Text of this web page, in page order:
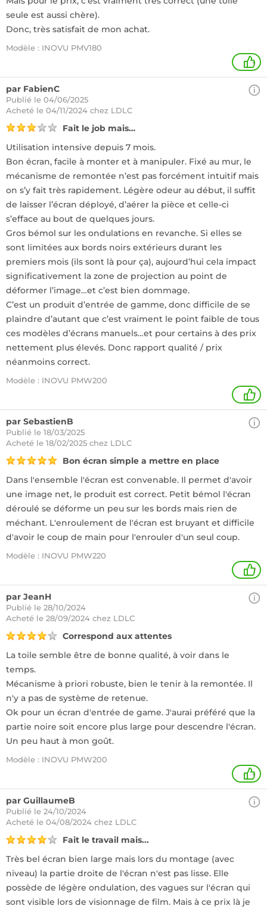
seule est aussi chère).
Donc, très satisfait de mon achat.
Modèle : INOVU PMV180
+
par FabienC
Publié le 04/06/2025
Acheté le 04/11/2024 chez LDLC
Fait le job mais…
Utilisation intensive depuis 7 mois.
Bon écran, facile à monter et à manipuler. Fixé au mur, le
mécanisme de remontée n’est pas forcément intuitif mais
on s’y fait très rapidement. Légère odeur au début, il suffit
de laisser l’écran déployé, d’aérer la pièce et celle-ci
s’efface au bout de quelques jours.
Gros bémol sur les ondulations en revanche. Si elles se
sont limitées aux bords noirs extérieurs durant les
premiers mois (ils sont là pour ça), aujourd’hui cela impact
significativement la zone de projection au point de
déformer l’image…et c’est bien dommage.
C’est un produit d’entrée de gamme, donc difficile de se
plaindre d’autant que c’est vraiment le point faible de tous
ces modèles d’écrans manuels…et pour certains à des prix
nettement plus élevés. Donc rapport qualité / prix
néanmoins correct.
Modèle : INOVU PMW200
1
par SebastienB
Publié le 18/03/2025
Acheté le 18/02/2025 chez LDLC
Bon écran simple a mettre en place
Dans l'ensemble l'écran est convenable. Il permet d'avoir
une image net, le produit est correct. Petit bémol l'écran
déroulé se déforme un peu sur les bords mais rien de
méchant. L'enroulement de l'écran est bruyant et difficile
d'avoir le coup de main pour l'enrouler d'un seul coup.
Modèle : INOVU PMW220
1
par JeanH
Publié le 28/10/2024
Acheté le 28/09/2024 chez LDLC
Correspond aux attentes
La toile semble être de bonne qualité, à voir dans le
temps.
Mécanisme à priori robuste, bien le tenir à la remontée. Il
n'y a pas de système de retenue.
Ok pour un écran d'entrée de game. J'aurai préféré que la
partie noire soit encore plus large pour descendre l'écran.
Un peu haut à mon goût.
Modèle : INOVU PMW200
+
par GuillaumeB
Publié le 24/10/2024
Acheté le 04/08/2024 chez LDLC
Fait le travail mais...
Très bel écran bien large mais lors du montage (avec
niveau) la partie droite de l'écran n'est pas lisse. Elle
possède de légère ondulation, des vagues sur l'écran qui
sont visible lors de visionnage de film. Mais à ce prix là je